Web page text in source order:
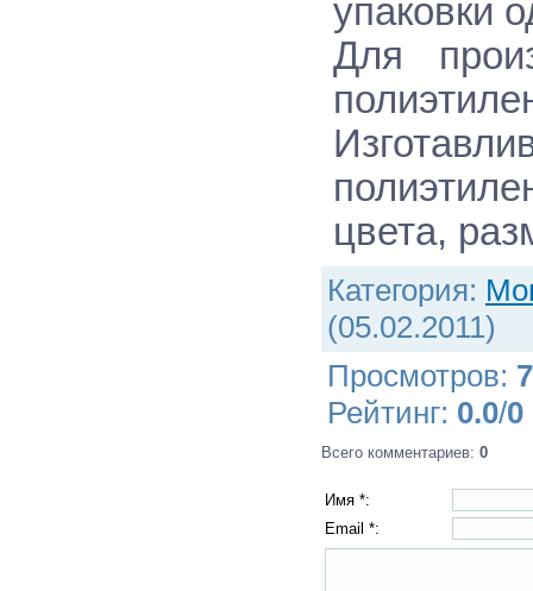
упаковки
Для
цвета,
Категория:
(05.02.2011)
Просмотров:
Рейтинг: 0.0/0
Всего комментариев: 0
Имя *:
Email *: